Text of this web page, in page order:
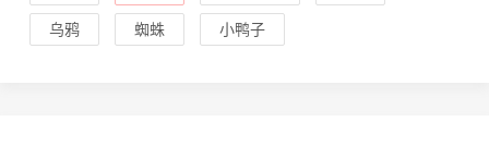
乌鸦 蜘蛛 小鸭子